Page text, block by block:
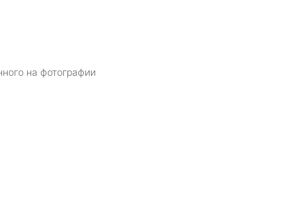
на фотографии